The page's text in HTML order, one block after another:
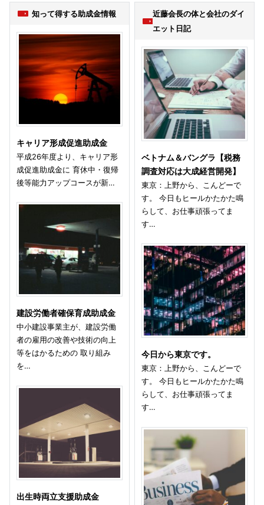
知って得する助成金情報
キャリア形成促進助成金
平成26年度より、キャリア形
成促進助成金に 育休中・復帰
後等能力アップコースが新…
建設労働者確保育成助成金
中小建設事業主が、建設労働
者の雇用の改善や技術の向上
等をはかるための 取り組み
を…
出生時両立支援助成金
近藤会長の体と会社のダイ
エット日記
ベトナム＆バングラ【税務
調査対応は大成経営開発】
東京：上野から、こんどーで
す。 今日もヒールかたかた鳴
らして、お仕事頑張ってま
す…
今日から東京です。
東京：上野から、こんどーで
す。 今日もヒールかたかた鳴
らして、お仕事頑張ってま
す…